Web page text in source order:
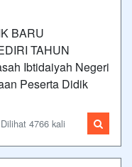
BARU
TAHUN
Ibtidaiyah Negeri
Peserta Didik
4766 kali